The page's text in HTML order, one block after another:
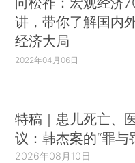
讲，带你了解国内
经济大局
2022年04月06日
特稿｜患儿死亡、
议：韩杰案的“罪与
2026年08月10日